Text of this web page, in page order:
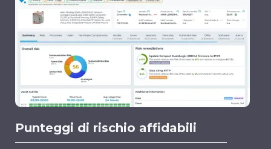
Punteggi di rischio affidabili